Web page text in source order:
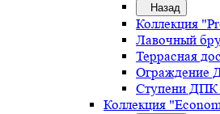
Назад
Коллекция
Лавочный
Террасная
Ограждение
Ступени ДПК
Коллекция